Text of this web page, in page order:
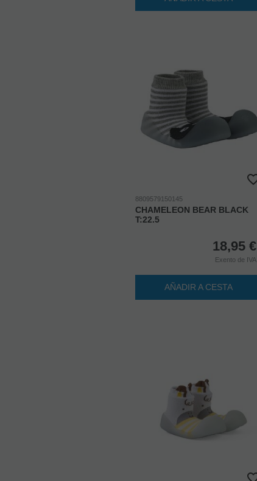
8809579150145
CHAMELEON BEAR BLACK
T:22.5
18,95 €
Exento de IVA
AÑADIR A CESTA